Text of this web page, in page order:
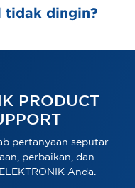
tidak dingin?
PRODUCT
pertanyaan seputar
perbaikan, dan
Anda.